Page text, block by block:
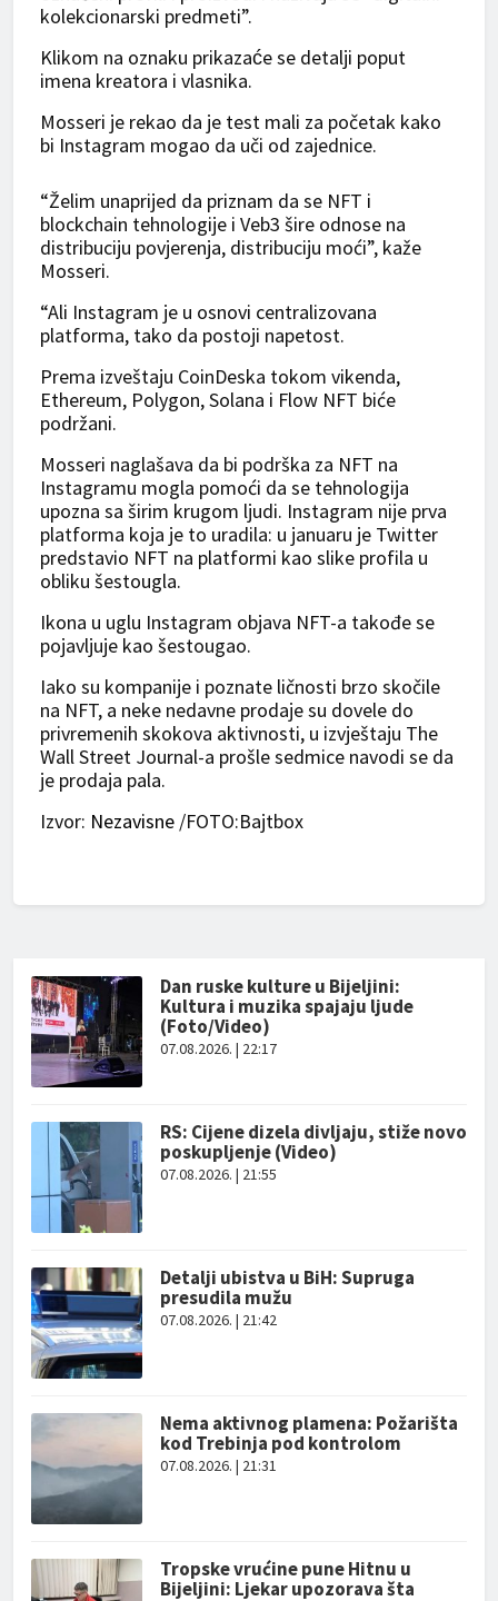
kolekcionarski predmeti”.
Klikom na oznaku prikazaće se detalji poput
imena kreatora i vlasnika.
Mosseri je rekao da je test mali za početak kako
bi Instagram mogao da uči od zajednice.
“Želim unaprijed da priznam da se NFT i
blockchain tehnologije i Veb3 šire odnose na
distribuciju povjerenja, distribuciju moći”, kaže
Mosseri.
“Ali Instagram je u osnovi centralizovana
platforma, tako da postoji napetost.
Prema izveštaju CoinDeska tokom vikenda,
Ethereum, Polygon, Solana i Flow NFT biće
podržani.
Mosseri naglašava da bi podrška za NFT na
Instagramu mogla pomoći da se tehnologija
upozna sa širim krugom ljudi. Instagram nije prva
platforma koja je to uradila: u januaru je Twitter
predstavio NFT na platformi kao slike profila u
obliku šestougla.
Ikona u uglu Instagram objava NFT-a takođe se
pojavljuje kao šestougao.
Iako su kompanije i poznate ličnosti brzo skočile
na NFT, a neke nedavne prodaje su dovele do
privremenih skokova aktivnosti, u izvještaju The
Wall Street Journal-a prošle sedmice navodi se da
je prodaja pala.
Izvor: Nezavisne /FOTO:Bajtbox
Dan ruske kulture u Bijeljini:
Kultura i muzika spajaju ljude
(Foto/Video)
07.08.2026. | 22:17
RS: Cijene dizela divljaju, stiže novo
poskupljenje (Video)
07.08.2026. | 21:55
Detalji ubistva u BiH: Supruga
presudila mužu
07.08.2026. | 21:42
Nema aktivnog plamena: Požarišta
kod Trebinja pod kontrolom
07.08.2026. | 21:31
Tropske vrućine pune Hitnu u
Bijeljini: Ljekar upozorava šta